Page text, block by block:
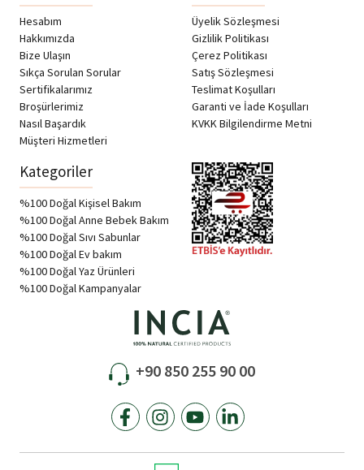
Hesabım
Hakkımızda
Bize Ulaşın
Sıkça Sorulan Sorular
Sertifikalarımız
Broşürlerimiz
Nasıl Başardık
Müşteri Hizmetleri
Üyelik Sözleşmesi
Gizlilik Politikası
Çerez Politikası
Satış Sözleşmesi
Teslimat Koşulları
Garanti ve İade Koşulları
KVKK Bilgilendirme Metni
Kategoriler
%100 Doğal Kişisel Bakım
%100 Doğal Anne Bebek Bakım
%100 Doğal Sıvı Sabunlar
%100 Doğal Ev bakım
%100 Doğal Yaz Ürünleri
%100 Doğal Kampanyalar
+90 850 255 90 00